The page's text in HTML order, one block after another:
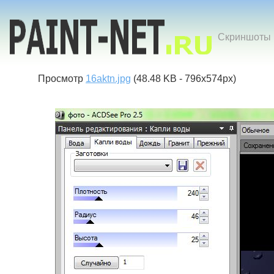
Скриншоты
Просмотр 16aktn.jpg (48.48 KB - 796x574px)